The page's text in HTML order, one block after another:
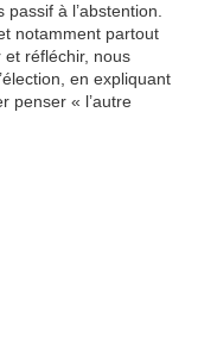
à l’abstention.
notamment partout
réfléchir, nous
en expliquant
penser « l’autre